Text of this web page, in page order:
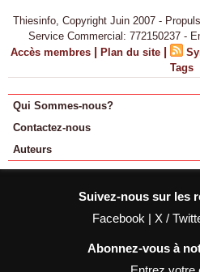
Thiesinfo, Copyright Juin 2007 -
Service Commercial: 772150237 -
Accès membres | Plan du site |
Tags
Qui Sommes-nous?
Contactez-nous
Auteurs
Suivez-nous sur les
Facebook | X /
Abonnez-vous à